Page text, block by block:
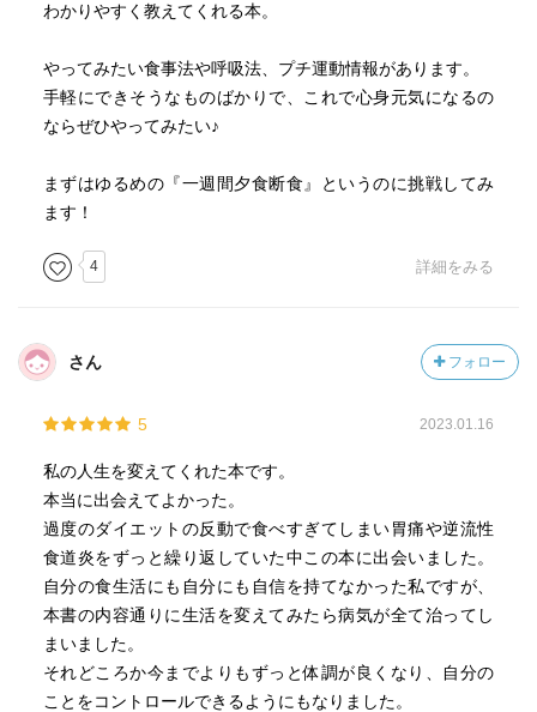
状態を30秒キープする（自然呼吸で））
❷血を増やす！
・23時までに寝る。（血が足りないと夢を見る）
・朝日を浴びて体内時計をリセットする
式＋胸式）→息を止めておしりをキュッと締める→口から
ゆっくり吐き切る→これを3セット繰り返す）
❸血を流す！（特に静脈の流れ）
から上体を少し前に倒す。→息を吸うときは、上体を起こ
す→呼吸は鼻で、十回くらい行う）でむくみ改善
・足を温め、「三陰交」「血海」を揉む。
わかりやすく教えてくれる本。
やってみたい食事法や呼吸法、プチ運動情報があります。
手軽にできそうなものばかりで、これで心身元気になるの
ならぜひやってみたい♪
まずはゆるめの『一週間夕食断食』というのに挑戦してみ
ます！
4 詳細をみる
さん フォロー
5 2023.01.16
私の人生を変えてくれた本です。
本当に出会えてよかった。
過度のダイエットの反動で食べすぎてしまい胃痛や逆流性
食道炎をずっと繰り返していた中この本に出会いました。
自分の食生活にも自分にも自信を持てなかった私ですが、
本書の内容通りに生活を変えてみたら病気が全て治ってし
まいました。
それどころか今までよりもずっと体調が良くなり、自分の
ことをコントロールできるようにもなりました。